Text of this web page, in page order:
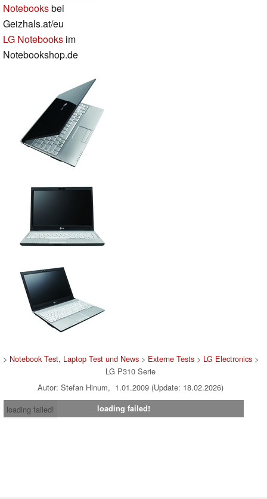
Notebooksbei
Geizhals.at/eu
LG Notebooks im
Notebookshop.de
> Notebook Test, Laptop Test und News> Externe Tests> LG Electronics>
LG P310 Serie
Autor: Stefan Hinum, 1.01.2009 (Update: 18.02.2026)
loading failed!
loading failed!